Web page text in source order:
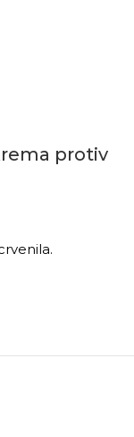
protiv